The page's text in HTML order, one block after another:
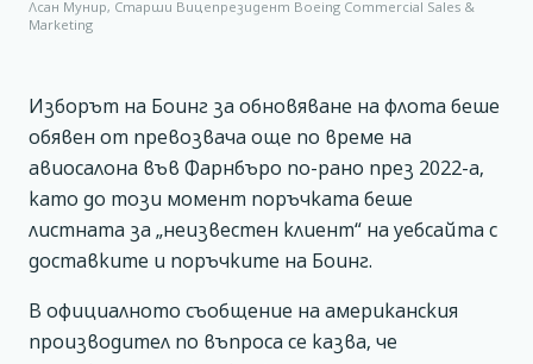
Лсан Мунир, Старши Вицепрезидент Boeing Commercial Sales &
Marketing
Изборът на Боинг за обновяване на флота беше
обявен от превозвача още по време на
авиосалона във Фарнбъро по-рано през 2022-а,
като до този момент поръчката беше
листната за „неизвестен клиент“ на уебсайта с
доставките и поръчките на Боинг.
В официалното съобщение на американския
производител по въпроса се казва, че